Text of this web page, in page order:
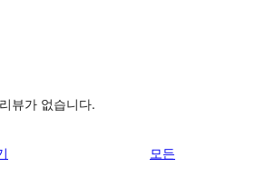
뷰가 없습니다.
모든